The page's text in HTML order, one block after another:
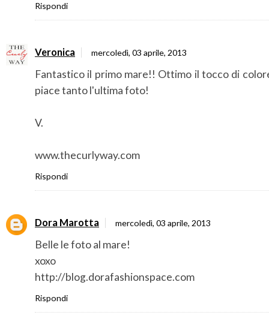
Rispondi
Veronica mercoledì, 03 aprile, 2013
Fantastico il primo mare!! Ottimo il tocco di
piace tanto l'ultima foto!
V.
www.thecurlyway.com
Rispondi
Dora Marotta mercoledì, 03 aprile, 2013
Belle le foto al mare!
xoxo
http://blog.dorafashionspace.com
Rispondi